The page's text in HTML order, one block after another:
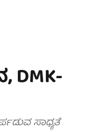
ಸಾಧ್ಯತೆ